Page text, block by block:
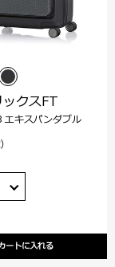
ートに入れる
クスFT
エキスパンダブル